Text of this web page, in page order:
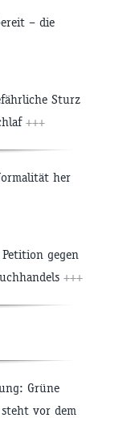
– die
Sturz
+++
her
gegen
+++
Grüne
vor dem